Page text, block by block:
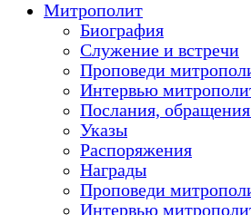
Митрополит
Биография
Служение и встречи
Проповеди
Интервью
Послания,
Указы
Распоряжения
Награды
Проповеди
Интервью